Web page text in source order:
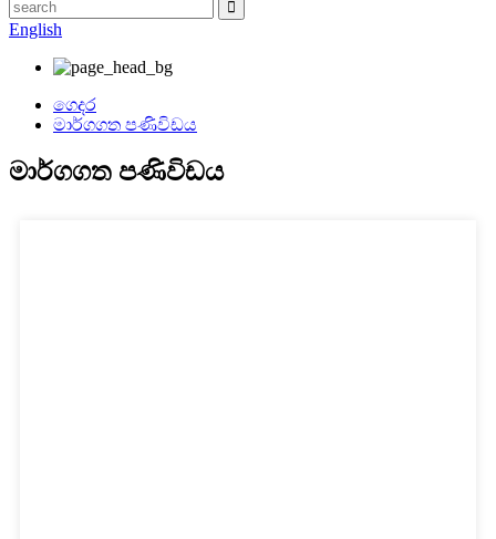
English
ගෙදර
මාර්ගගත පණිවිඩය
මාර්ගගත පණිවිඩය